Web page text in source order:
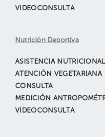
VIDEOCONSULTA
Nutrición Deportiva
ASISTENCIA NUTRICIONAL
ATENCIÓN VEGETARIANA
CONSULTA
MEDICIÓN
VIDEOCONSULTA